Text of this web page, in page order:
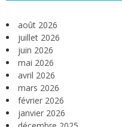
août 2026
juillet 2026
juin 2026
mai 2026
avril 2026
mars 2026
février 2026
janvier 2026